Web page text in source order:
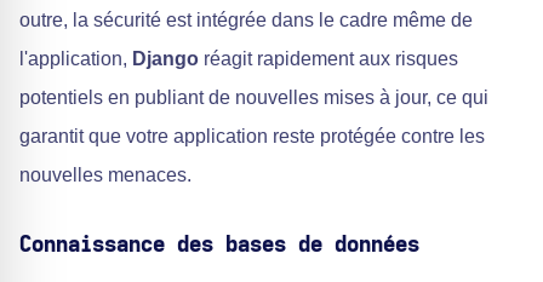
outre, la sécurité est intégrée dans le cadre même de
l'application, Django réagit rapidement aux risques
potentiels en publiant de nouvelles mises à jour, ce qui
garantit que votre application reste protégée contre les
nouvelles menaces.
Connaissance des bases de données